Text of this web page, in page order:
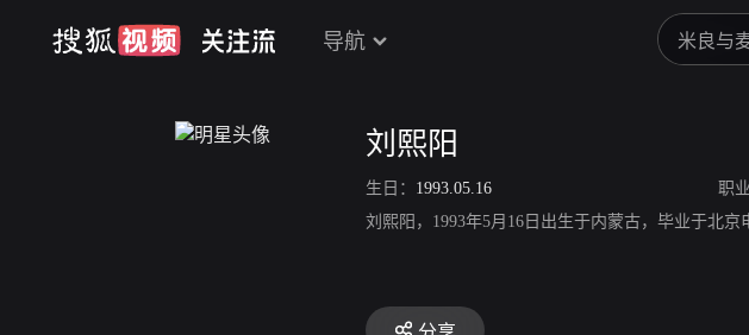
导航
刘熙阳
生日： 1993.05.16 职业
刘熙阳，1993年5月16日出生于内蒙古，毕业于北